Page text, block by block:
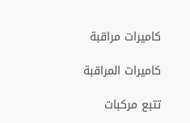
كاميرات مراقبة
كاميرات المراقبة
تتبع مركبات